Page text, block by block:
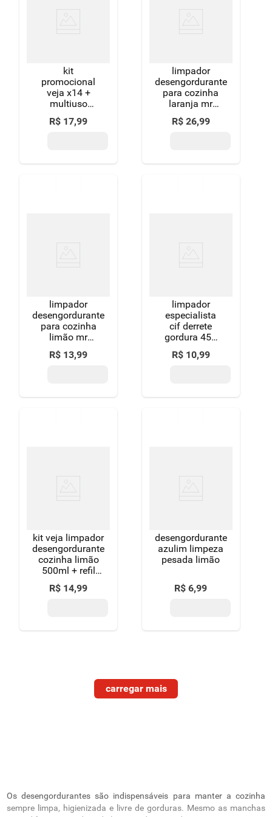
kit
promocional
veja x14 +
multiuso
500ml kit
promocional
R$ 17,99
limpador
desengordurante
para cozinha
laranja mr
músculo frasco
500ml borrifador
R$ 26,99
limpador
desengordurante
para cozinha
limão mr
músculo sachê
400ml refil
R$ 13,99
limpador
especialista
cif derrete
gordura 450
ml refil
econômico
R$ 10,99
kit veja limpador
desengordurante
cozinha limão
500ml + refil
400ml
R$ 14,99
desengordurante
azulim limpeza
pesada limão
R$ 6,99
Os desengordurantes são indispensáveis para manter a cozinha
sempre limpa, higienizada e livre de gorduras. Mesmo as manchas